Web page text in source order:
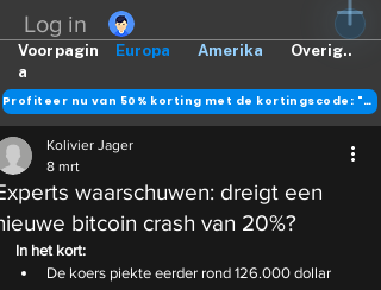
Log in
Europa Amerika Overig..
Voorpagin
a
Profiteer nu van 50% korting met de kortingscode: "DANK"
waarschuwen: dreigt een
bitcoin crash van 20%?
Kolivier Jager
8 mrt
In het kort:
De koers piekte eerder rond 126.000 dollar